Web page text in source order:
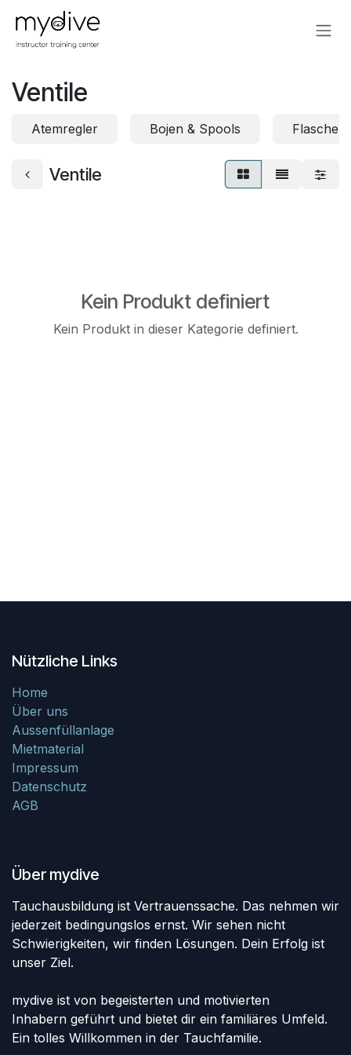
Zum Inhalt springen
Ventile
Atemregler Bojen & Spools Flaschen
Ventile
Kein Produkt definiert
Kein Produkt in dieser Kategorie definiert.
Nützliche Links
Home
Über uns
Aussenfüllanlage
Mietmaterial
Impressum
Datenschutz
AGB
Über mydive
Tauchausbildung ist Vertrauenssache. Das nehmen wir
jederzeit bedingungslos ernst. Wir sehen nicht
Schwierigkeiten, wir finden Lösungen. Dein Erfolg ist
unser Ziel.
mydive ist von begeisterten und motivierten
Inhabern geführt und bietet dir ein familiäres Umfeld.
Ein tolles Willkommen in der Tauchfamilie.